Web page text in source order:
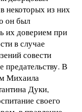
некоторых из них
он был
их доверием при
в случае
совести
предательству. В
Михаила
Дуки,
своего